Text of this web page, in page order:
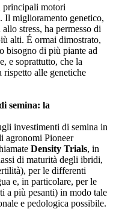
principali motori
Il miglioramento genetico,
stress, ha permesso di
alti. É ormai dimostrato,
bisogno di più piante ad
e soprattutto, che la
alle genetiche
semina: la
investimenti di semina in
agronomi Pioneer
Density Trials, in
di maturità degli ibridi,
per le differenti
e, in particolare, per le
a più pesanti) in modo tale
e pedologica possibile.